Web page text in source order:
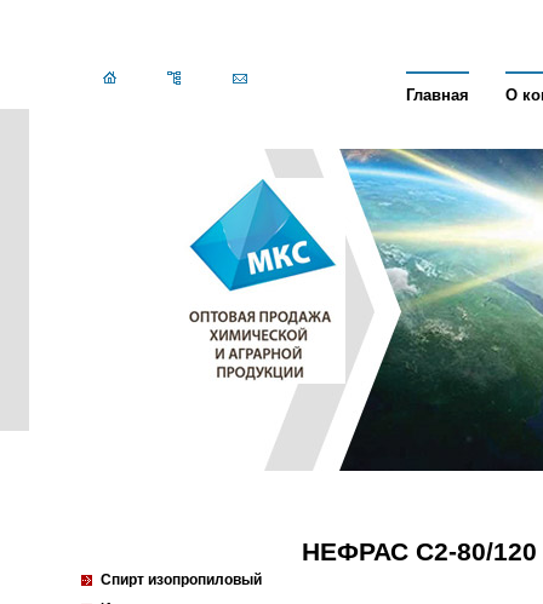
Главная О
Спирт изопропиловый
НЕФРАС С2-80/120